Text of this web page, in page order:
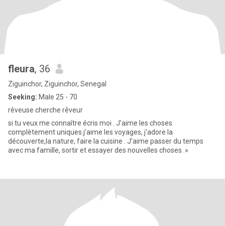
fleura, 36
Ziguinchor, Ziguinchor, Senegal
Seeking: Male 25 - 70
rêveuse cherche rêveur
si tu veux me connaître écris moi . J’aime les choses
complètement uniques.j'aime les voyages, j'adore la
découverte,la nature, faire la cuisine . J’aime passer du temps
avec ma famille, sortir et essayer des nouvelles choses. »